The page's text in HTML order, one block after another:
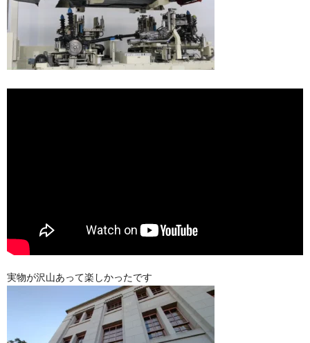
実物が沢山あって楽しかったです